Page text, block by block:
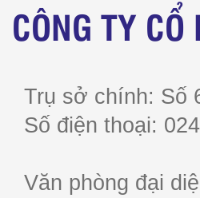
CÔNG TY
Trụ sở chính: Số
Số điện thoại:
Văn phòng đại